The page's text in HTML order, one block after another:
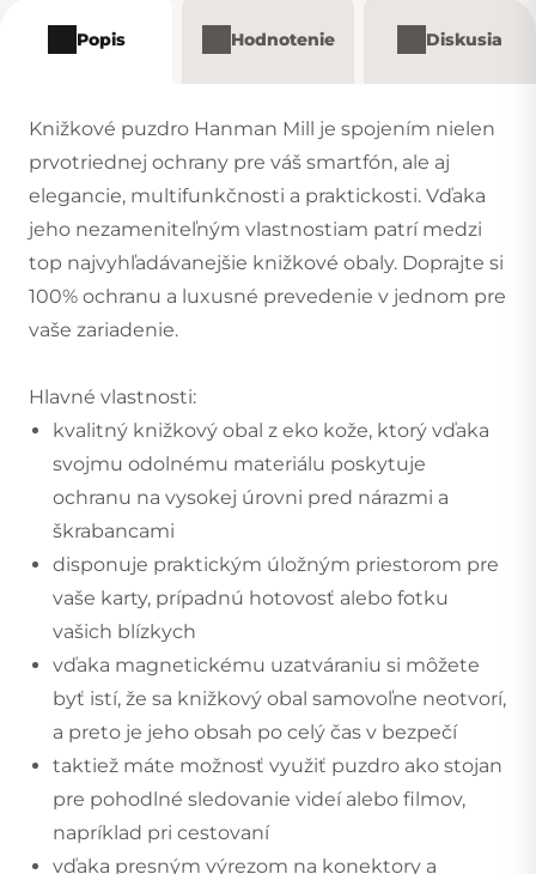
Popis Hodnotenie Diskusia
Knižkové puzdro Hanman Mill je spojením nielen
prvotriednej ochrany pre váš smartfón, ale aj
elegancie, multifunkčnosti a praktickosti. Vďaka
jeho nezameniteľným vlastnostiam patrí medzi
top najvyhľadávanejšie knižkové obaly. Doprajte si
100% ochranu a luxusné prevedenie v jednom pre
vaše zariadenie.
Hlavné vlastnosti:
kvalitný knižkový obal z eko kože, ktorý vďaka
svojmu odolnému materiálu poskytuje
ochranu na vysokej úrovni pred nárazmi a
škrabancami
disponuje praktickým úložným priestorom pre
vaše karty, prípadnú hotovosť alebo fotku
vašich blízkych
vďaka magnetickému uzatváraniu si môžete
byť istí, že sa knižkový obal samovoľne neotvorí,
a preto je jeho obsah po celý čas v bezpečí
taktiež máte možnosť využiť puzdro ako stojan
pre pohodlné sledovanie videí alebo filmov,
napríklad pri cestovaní
vďaka presným výrezom na konektory a